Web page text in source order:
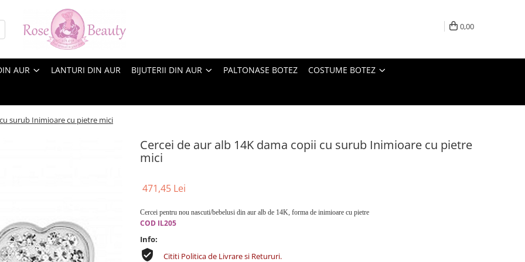
0,00
AUR LANTURI DIN AUR BIJUTERII DIN AUR PALTONASE BOTEZ COSTUME BOTEZ
surub Inimioare cu pietre mici
Cercei de aur alb 14K dama copii cu surub Inimioare cu pietre
mici
471,45 Lei
Cercei pentru nou nascuti/bebelusi din aur alb de 14K, forma de inimioare cu pietre
COD IL205
Info:
Cititi Politica de Livrare si Retururi.